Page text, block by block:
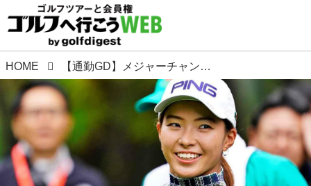
HOME 【通勤GD】メジャーチャンプコーチ青木翔の「笑顔のレシピ」Vol.4 コーチだって失敗するよと伝えてあげる ゴルフダイジェストWEB